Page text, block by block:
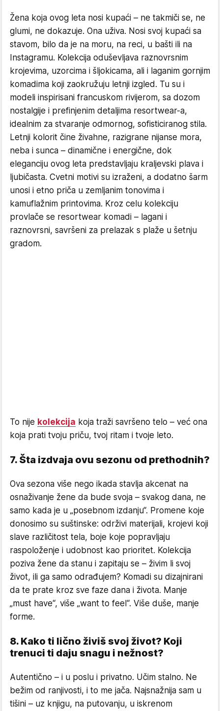
Žena koja ovog leta nosi kupaći – ne takmiči se, ne
glumi, ne dokazuje. Ona uživa. Nosi svoj kupaći sa
stavom, bilo da je na moru, na reci, u bašti ili na
Instagramu. Kolekcija oduševljava raznovrsnim
krojevima, uzorcima i šljokicama, ali i laganim gornjim
komadima koji zaokružuju letnji izgled. Tu su i
modeli inspirisani francuskom rivijerom, sa dozom
nostalgije i prefinjenim detaljima resortwear-a,
idealnim za stvaranje odmornog, sofisticiranog stila.
Letnji kolorit čine živahne, razigrane nijanse mora,
neba i sunca – dinamične i energične, dok
eleganciju ovog leta predstavljaju kraljevski plava i
ljubičasta. Cvetni motivi su izraženi, a dodatno šarm
unosi i etno priča u zemljanim tonovima i
kamuflažnim printovima. Kroz celu kolekciju
provlače se resortwear komadi – lagani i
raznovrsni, savršeni za prelazak s plaže u šetnju
gradom.
To nije kolekcija koja traži savršeno telo – već ona
koja prati tvoju priču, tvoj ritam i tvoje leto.
7. Šta izdvaja ovu sezonu od prethodnih?
Ova sezona više nego ikada stavlja akcenat na
osnaživanje žene da bude svoja – svakog dana, ne
samo kada je u „posebnom izdanju“. Promene koje
donosimo su suštinske: održivi materijali, krojevi koji
slave različitost tela, boje koje popravljaju
raspoloženje i udobnost kao prioritet. Kolekcija
poziva žene da stanu i zapitaju se – živim li svoj
život, ili ga samo odrađujem? Komadi su dizajnirani
da te prate kroz sve faze dana i života. Manje
„must have“, više „want to feel“. Više duše, manje
forme.
8. Kako ti lično živiš svoj život? Koji
trenuci ti daju snagu i nežnost?
Autentično – i u poslu i privatno. Učim stalno. Ne
bežim od ranjivosti, i to me jača. Najsnažnija sam u
tišini – uz knjigu, na putovanju, u iskrenom